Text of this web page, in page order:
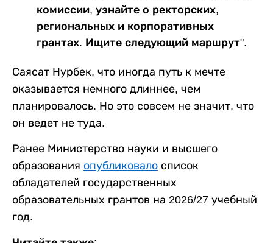
комиссии, узнайте о ректорских,
региональных и корпоративных
грантах. Ищите следующий маршрут".
Саясат Нурбек, что иногда путь к мечте
оказывается немного длиннее, чем
планировалось. Но это совсем не значит, что
он ведет не туда.
Ранее Министерство науки и высшего
образования опубликовало список
обладателей государственных
образовательных грантов на 2026/27 учебный
год.